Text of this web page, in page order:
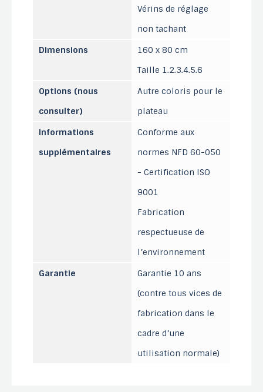
Vérins de réglage
non tachant
Dimensions
160 x 80 cm
Taille 1.2.3.4.5.6
Options (nous
consulter)
Autre coloris pour le
plateau
Informations
supplémentaires
Conforme aux
normes NFD 60-050
- Certification ISO
9001
Fabrication
respectueuse de
l’environnement
Garantie
Garantie 10 ans
(contre tous vices de
fabrication dans le
cadre d’une
utilisation normale)